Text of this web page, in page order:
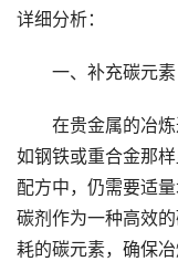
详细分析：
一、补充碳元素
在贵金属的冶炼
如钢铁或重合金那
配方中，仍需要适
碳剂作为一种高效
耗的碳元素，确保